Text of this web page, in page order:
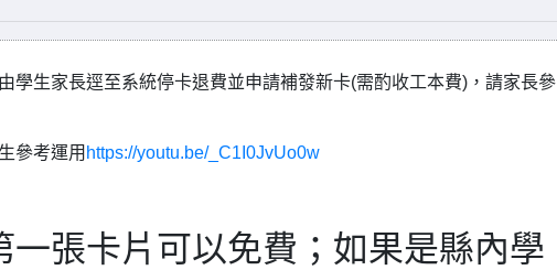
學生家長逕至系統停卡退費並申請補發新卡(需酌收工本費)，請家長參
參考運用 https://youtu.be/_C1I0JvUo0w
張卡片可以免費；如果是縣內學